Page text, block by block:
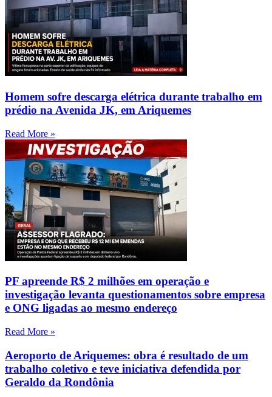
Homem sofre descarga elétrica durante trabalho em
prédio na Avenida JK, em Ariquemes
Read More »
PF apreende R$ 2 milhões em operação e
investigação levanta questionamentos sobre empresa
e ONG ligadas ao mesmo endereço
Read More »
Aeroporto de Ariquemes: obra é resultado de um
trabalho coletivo e teve iniciativa defendida por
Geraldo da Rondônia